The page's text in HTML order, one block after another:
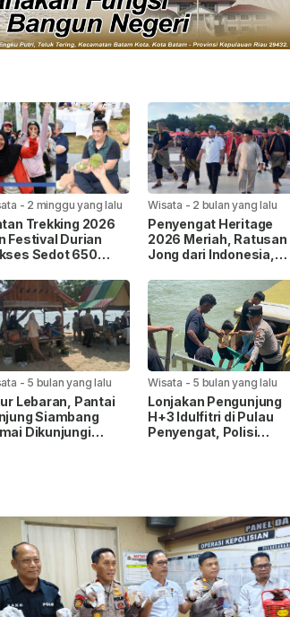
- 2 minggu yang lalu
Trekking 2026
Festival Durian
Sedot 650
Bergairah
Wisata - 2 bulan yang lalu
Penyengat Heritage
2026 Meriah, Ratusan
Jong dari Indonesia,
Singapura Berlaga
- 5 bulan yang lalu
Lebaran, Pantai
Siambang
Dikunjungi
Wisata - 5 bulan yang lalu
Lonjakan Pengunjung
H+3 Idulfitri di Pulau
Penyengat, Polisi